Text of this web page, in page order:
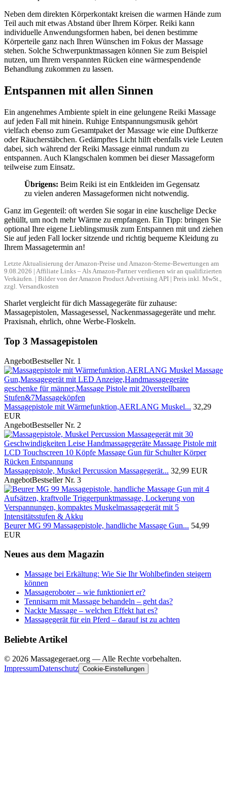
Neben dem direkten Körperkontakt kreisen die warmen Hände zum
Teil auch mit etwas Abstand über Ihrem Körper. Reiki kann
individuelle Anwendungsformen haben, bei denen bestimme
Körperteile ganz nach Ihren Wünschen im Fokus der Massage
stehen. Solche Schwerpunktmassagen können Sie zum Beispiel
nutzen, um Ihrem verspannten Rücken eine wärmespendende
Behandlung zukommen zu lassen.
Entspannen mit allen Sinnen
Ein angenehmes Ambiente spielt in eine gelungene Reiki Massage
auf jeden Fall mit hinein. Ruhige Entspannungsmusik gehört
vielfach ebenso zum Gesamtpaket der Massage wie eine Duftkerze
oder Räucherstäbchen. Gedämpftes Licht hilft ebenfalls viele Leuten
dabei, sich während der Reiki Massage einmal rundum zu
entspannen. Auch Klangschalen kommen bei dieser Massageform
teilweise zum Einsatz.
Übrigens: Beim Reiki ist ein Entkleiden im Gegensatz
zu vielen anderen Massageformen nicht notwendig.
Ganz im Gegenteil: oft werden Sie sogar in eine kuschelige Decke
gehüllt, um noch mehr Wärme zu empfangen. Ein Tipp: bringen Sie
optional Ihre eigene Lieblingsmusik zum Entspannen mit und ziehen
Sie auf jeden Fall locker sitzende und richtig bequeme Kleidung zu
Ihrem Massagetermin an!
Letzte Aktualisierung der Amazon-Preise und Amazon-Sterne-Bewertungen am
9.08.2026 | Affiliate Links – Als Amazon-Partner verdienen wir an qualifizierten
Verkäufen. | Bilder von der Amazon Product Advertising API | Preis inkl. MwSt.,
zzgl. Versandkosten
Sharlet vergleicht für dich Massagegeräte für zuhause:
Massagepistolen, Massagesessel, Nackenmassagegeräte und mehr.
Praxisnah, ehrlich, ohne Werbe-Floskeln.
Top 3 Massagepistolen
AngebotBestseller Nr. 1
Massagepistole mit Wärmefunktion,AERLANG Muskel... 32,29
EUR
AngebotBestseller Nr. 2
Massagepistole, Muskel Percussion Massagegerät... 32,99 EUR
AngebotBestseller Nr. 3
Beurer MG 99 Massagepistole, handliche Massage Gun... 54,99
EUR
Neues aus dem Magazin
Massage bei Erkältung: Wie Sie Ihr Wohlbefinden steigern
können
Massageroboter – wie funktioniert er?
Tennisarm mit Massage behandeln – geht das?
Nackte Massage – welchen Effekt hat es?
Massagegerät für ein Pferd – darauf ist zu achten
Beliebte Artikel
© 2026 Massagegeraet.org — Alle Rechte vorbehalten.
ImpressumDatenschutz Cookie-Einstellungen